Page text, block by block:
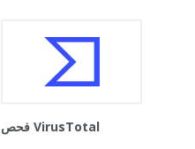
فحص VirusTotal